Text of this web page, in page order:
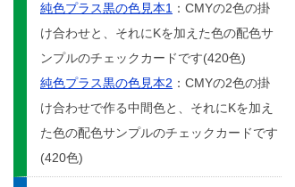
純色プラス黒の色見本1 ：CMYの2色の掛
け合わせと、それにKを加えた色の配色サ
ンプルのチェックカードです(420色)
純色プラス黒の色見本2 ：CMYの2色の掛
け合わせで作る中間色と、それにKを加え
た色の配色サンプルのチェックカードです
(420色)